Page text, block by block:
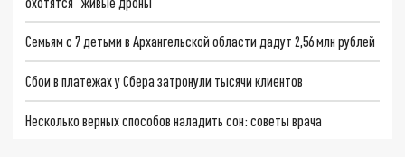
Семьям с 7 детьми в Архангельской области дадут 2,56 млн рублей
Сбои в платежах у Сбера затронули тысячи клиентов
Несколько верных способов наладить сон: советы врача